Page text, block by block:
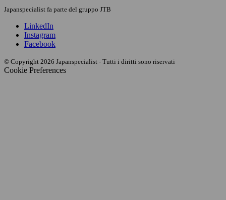
Japanspecialist fa parte del gruppo JTB
LinkedIn
Instagram
Facebook
© Copyright 2026 Japanspecialist - Tutti i diritti sono riservati
Cookie Preferences